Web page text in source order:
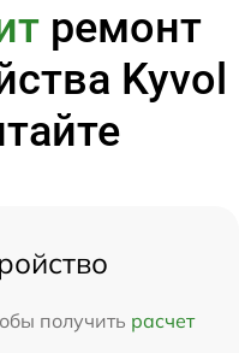
ремонт
Kyvol
получить расчет